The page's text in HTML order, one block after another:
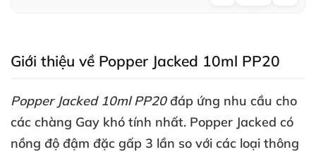
Giới thiệu về Popper Jacked 10ml PP20
Popper Jacked 10ml PP20đáp ứng nhu cầu cho
các chàng Gay khó tính nhất. Popper Jacked có
nồng độ đậm đặc gấp 3 lần so với các loại thông